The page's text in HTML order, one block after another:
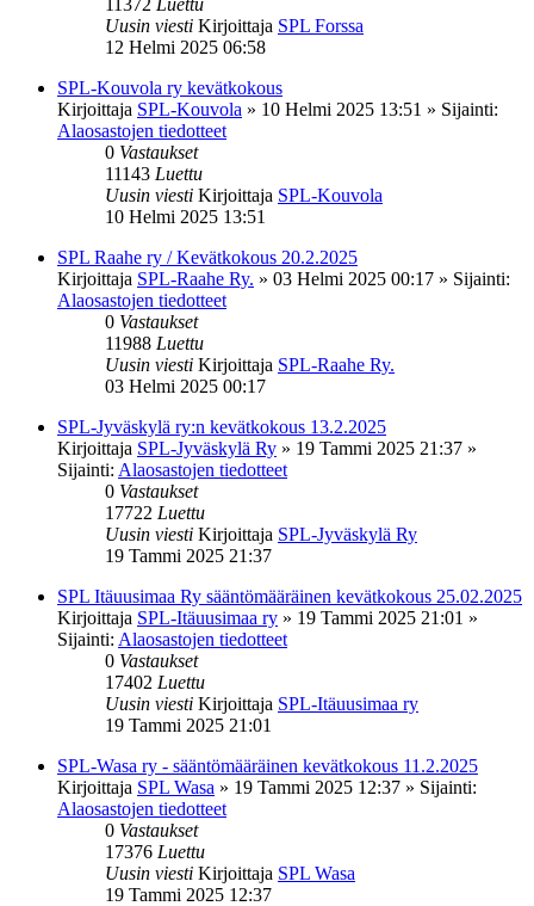
Uusin viesti Kirjoittaja SPL Forssa
12 Helmi 2025 06:58
SPL-Kouvola ry kevätkokous
Kirjoittaja SPL-Kouvola » 10 Helmi 2025 13:51 » Sijainti:
Alaosastojen tiedotteet
0 Vastaukset
11143 Luettu
Uusin viesti Kirjoittaja SPL-Kouvola
10 Helmi 2025 13:51
SPL Raahe ry / Kevätkokous 20.2.2025
Kirjoittaja SPL-Raahe Ry. » 03 Helmi 2025 00:17 » Sijainti:
Alaosastojen tiedotteet
0 Vastaukset
11988 Luettu
Uusin viesti Kirjoittaja SPL-Raahe Ry.
03 Helmi 2025 00:17
SPL-Jyväskylä ry:n kevätkokous 13.2.2025
Kirjoittaja SPL-Jyväskylä Ry » 19 Tammi 2025 21:37 »
Sijainti: Alaosastojen tiedotteet
0 Vastaukset
17722 Luettu
Uusin viesti Kirjoittaja SPL-Jyväskylä Ry
19 Tammi 2025 21:37
SPL Itäuusimaa Ry sääntömääräinen kevätkokous 25.02.2025
Kirjoittaja SPL-Itäuusimaa ry » 19 Tammi 2025 21:01 »
Sijainti: Alaosastojen tiedotteet
0 Vastaukset
17402 Luettu
Uusin viesti Kirjoittaja SPL-Itäuusimaa ry
19 Tammi 2025 21:01
SPL-Wasa ry - sääntömääräinen kevätkokous 11.2.2025
Kirjoittaja SPL Wasa » 19 Tammi 2025 12:37 » Sijainti:
Alaosastojen tiedotteet
0 Vastaukset
17376 Luettu
Uusin viesti Kirjoittaja SPL Wasa
19 Tammi 2025 12:37